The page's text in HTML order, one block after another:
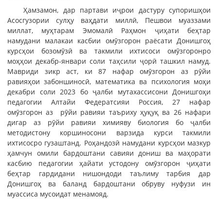
Ҳамзамон, дар партави иҷрои дастуру супоришҳои
Асосгузории сулҳу ваҳдати миллӣ, Пешвои муаззами
миллат, муҳтарам Эмомалӣ Раҳмон ҷиҳати беҳтар
намудани малакаи касбии омӯзгорон раёсати Донишгоҳ
курсҳои бозомӯзӣ ва такмили ихтисоси омӯзгоронро
моҳҳои декабр-январи соли таҳсили ҷорӣ ташкил намуд.
Мавриди зикр аст, ки 87 нафар омӯзгорон аз рӯйи
равияҳои забоншиносӣ, математика ва психология моҳи
декабри соли 2023 бо ҷалби мутахассисони Донишгоҳи
педагогии Алтайи Федератсияи Россия, 27 нафар
омӯзгорон аз рӯйи равияи таъриху ҳуқуқ ва 26 нафари
дигар аз рӯйи равияи химияву биология бо ҷалби
методистону коршиносони варзида курси такмили
ихтисосро гузаштанд. Роҳандозӣ намудани курсҳои мазкур
ҳамчун омили бардоштани савияи дониш ва маҳорати
касбию педагогии ҳайати устодону омӯзгорон ҷиҳати
беҳтар гардидани нишондоди таълиму тарбия дар
Донишгоҳ ва баланд бардоштани обруву нуфузи ин
муассиса мусоидат менамояд.